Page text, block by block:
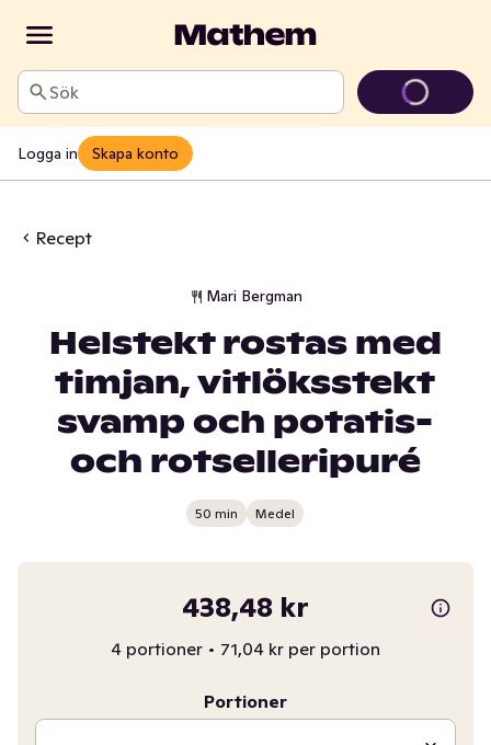
Sök
Logga in Skapa konto
Recept
Mari Bergman
Helstekt rostas med
timjan, vitlöksstekt
svamp och potatis-
och rotselleripuré
50 min Medel
438,48 kr
4 portioner • 71,04 kr per portion
Portioner